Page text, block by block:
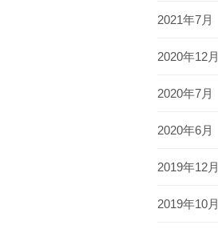
2021年7月
2020年12月
2020年7月
2020年6月
2019年12月
2019年10月